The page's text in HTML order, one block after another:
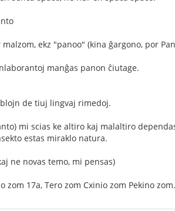
ekz "panoo" (kina ĝargono, por
manĝas panon ĉiutage.
de tiuj lingvaj rimedoj.
mi scias ke altiro kaj malaltiro
estas miraklo natura.
ne novas temo, mi pensas)
zom 17a, Tero zom Cxinio zom Pekino